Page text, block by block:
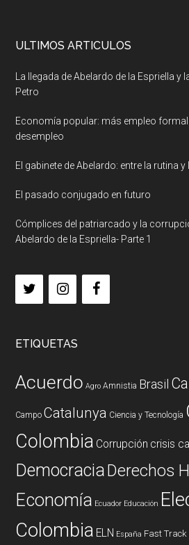
ULTIMOS ARTICULOS
La llegada de Abelardo de la Espriella y
Petro
Economía popular: más empleo formal
desempleo
El gabinete de Abelardo: entre la rutina
El pasado conjugado en futuro
Cómplices del patriarcado y la
Abelardo de la Espriella- Parte 1
ETIQUETAS
Acuerdo Agro Amnistia Brasil
Campo Catalunya Ciencia y Tecnología
Colombia Corrupción crisis
DemocraciaDerechos
Economía Ecuador Educación
Colombia ELN España Fast Track